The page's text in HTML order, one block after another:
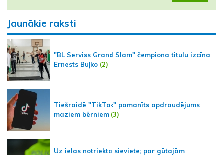
Jaunākie raksti
"BL Serviss Grand Slam" čempiona titulu izcīna
Ernests Buļko (2)
Tiešraidē "TikTok" pamanīts apdraudējums
maziem bērniem (3)
Uz ielas notriekta sieviete; par gūtajām